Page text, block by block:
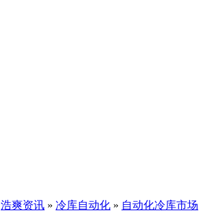
浩爽资讯 » 冷库自动化 » 自动化冷库市场